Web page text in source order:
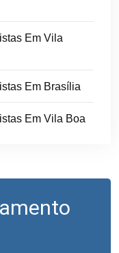
Em Vila
Em Brasília
Em Vila Boa